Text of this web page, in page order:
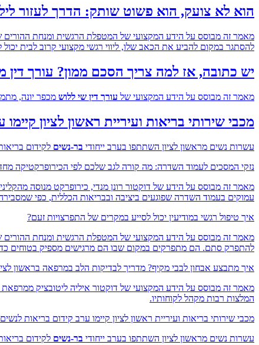
הוא לא צועק, הוא פשוט שותק: הדרך לעזור
מאמר זה מבוסס על הידע המקצועי של המטפלת הרגשית ומנחת ההורים
להסתגר במקום להביע את הכאב שלו, ליווי רגשי מקצועי קרוב לבית
יש כתובה, אז למה צריך הסכם ממון? עורך דין
מאמר זה מבוסס על הידע המקצועי של עורך דין שי ללוש מכפר יונה,
מכבי שירותי בריאות ועיריית ראשון לציון
עשרות נשים מראשון לציון השתתפו בערב ייחודי בר-נשים לקידום
נזקי המסכים לעמוד השדרה: מה קורה לגב שלכם לפי הכירופרקטיקה
מאמר זה מבוסס על הידע של דוקטור רונן מנדי, כירופרקט מנוסה
עמוקים בעמוד השדרה שפוגעים ביציבה ובבריאות הכללית, כפי
איך טיפול רגשי במודיעין יכול לסייע במקרים של התפרצויות זעם?
מאמר זה מבוסס על הידע המקצועי של המטפלת הרגשית ומנחת ההורים
להתפרק סתם. הם מתפרקים במקום שבו הם מרגישים מספיק בטוחים כדי
איך מתבצע אבחון לבבי מקיף? מדריך לבדיקות הלב במרפאה בראשון
המלצות רבות מקהל לקוחותיו.
מכבי שירותי בריאות ועיריית ראשון לציון קיימו ערב קידום בריאות
עשרות נשים מראשון לציון השתתפו בערב ייחודי בר-נשים לקידום